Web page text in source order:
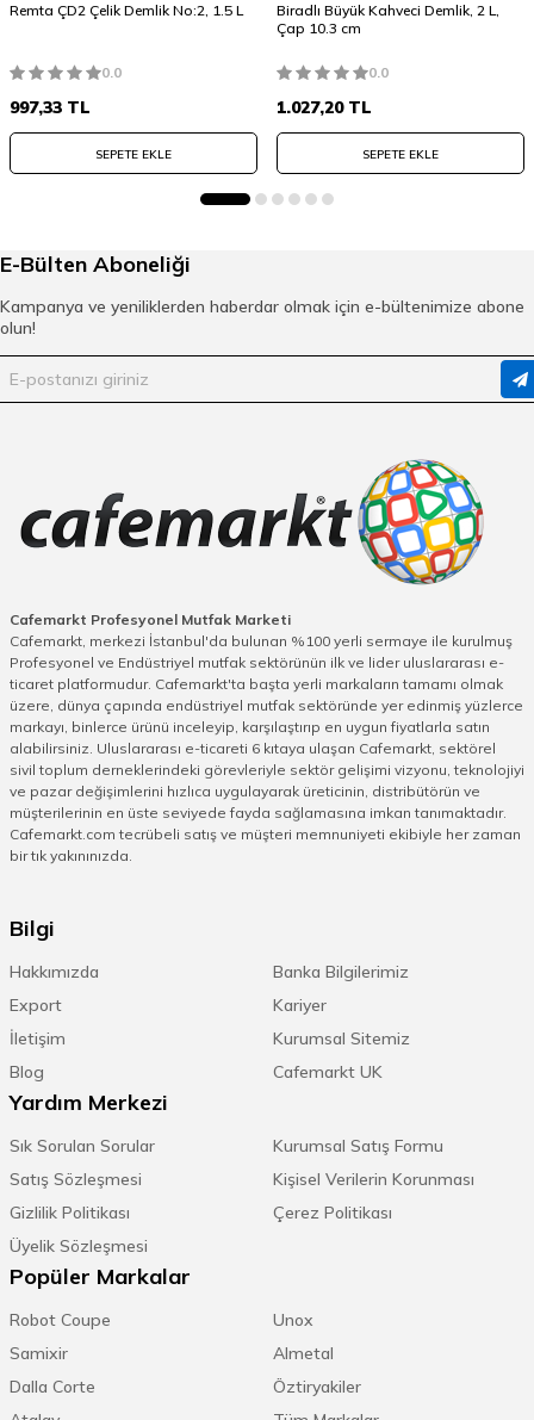
Remta ÇD2 Çelik Demlik No:2, 1.5 L
0.0
997,33 TL
SEPETE EKLE
Biradlı Büyük Kahveci Demlik, 2 L,
Çap 10.3 cm
0.0
1.027,20TL
SEPETE EKLE
E-Bülten Aboneliği
Kampanya ve yeniliklerden haberdar olmak için e-bültenimize abone
olun!
Cafemarkt Profesyonel Mutfak Marketi
Cafemarkt, merkezi İstanbul'da bulunan %100 yerli sermaye ile kurulmuş
Profesyonel ve Endüstriyel mutfak sektörünün ilk ve lider uluslararası e-
ticaret platformudur. Cafemarkt'ta başta yerli markaların tamamı olmak
üzere, dünya çapında endüstriyel mutfak sektöründe yer edinmiş yüzlerce
markayı, binlerce ürünü inceleyip, karşılaştırıp en uygun fiyatlarla satın
alabilirsiniz. Uluslararası e-ticareti 6 kıtaya ulaşan Cafemarkt, sektörel
sivil toplum derneklerindeki görevleriyle sektör gelişimi vizyonu, teknolojiyi
ve pazar değişimlerini hızlıca uygulayarak üreticinin, distribütörün ve
müşterilerinin en üste seviyede fayda sağlamasına imkan tanımaktadır.
Cafemarkt.com tecrübeli satış ve müşteri memnuniyeti ekibiyle her zaman
bir tık yakınınızda.
Bilgi
Hakkımızda
Banka Bilgilerimiz
Export
Kariyer
İletişim
Kurumsal Sitemiz
Blog
Cafemarkt UK
Yardım Merkezi
Sık Sorulan Sorular
Kurumsal Satış Formu
Satış Sözleşmesi
Kişisel Verilerin Korunması
Gizlilik Politikası
Çerez Politikası
Üyelik Sözleşmesi
Popüler Markalar
Robot Coupe
Unox
Samixir
Almetal
Dalla Corte
Öztiryakiler